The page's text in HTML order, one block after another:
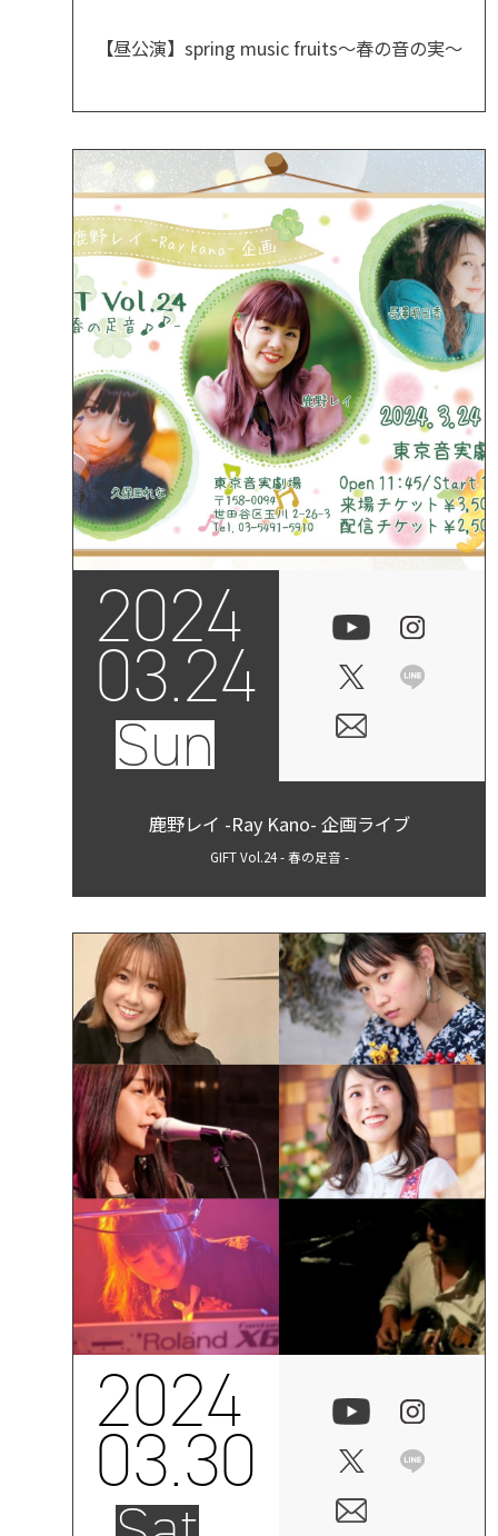
【昼公演】spring music fruits～春の音の実～
2024
03.24
Sun
鹿野レイ -Ray Kano- 企画ライブ
GIFT Vol.24 - 春の足音 -
2024
03.30